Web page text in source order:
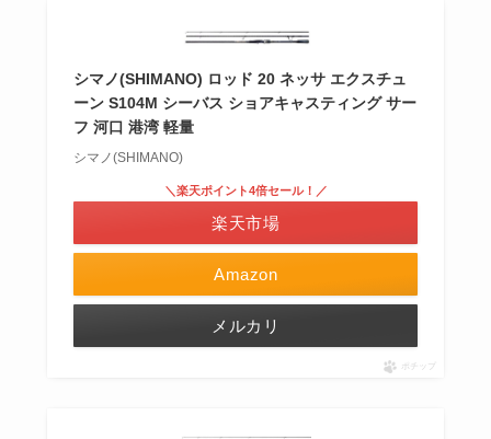
シマノ(SHIMANO) ロッド 20 ネッサ エクスチュ
ーン S104M シーバス ショアキャスティング サー
フ 河口 港湾 軽量
シマノ(SHIMANO)
Amazon
＼楽天ポイント4倍セール！／
楽天市場
メルカリ
ポチップ